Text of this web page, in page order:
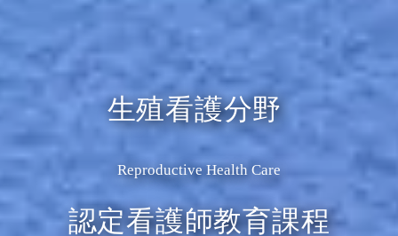
生殖看護分野
Reproductive Health Care
認定看護師教育課程